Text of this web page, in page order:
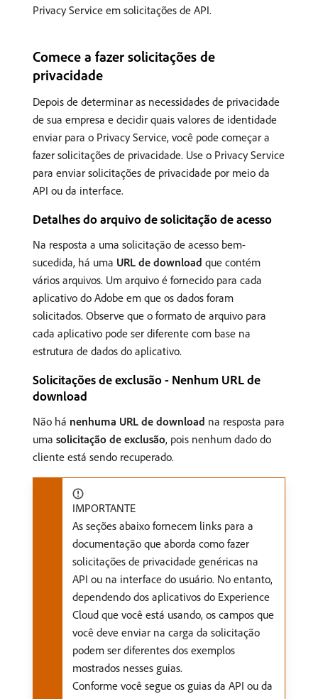
Privacy Service em solicitações de API.
Comece a fazer solicitações de
privacidade
Depois de determinar as necessidades de privacidade
de sua empresa e decidir quais valores de identidade
enviar para o Privacy Service, você pode começar a
fazer solicitações de privacidade. Use o Privacy Service
para enviar solicitações de privacidade por meio da
API ou da interface.
Detalhes do arquivo de solicitação de acesso
Na resposta a uma solicitação de acesso bem-
sucedida, há uma URL de download que contém
vários arquivos. Um arquivo é fornecido para cada
aplicativo do Adobe em que os dados foram
solicitados. Observe que o formato de arquivo para
cada aplicativo pode ser diferente com base na
estrutura de dados do aplicativo.
Solicitações de exclusão - Nenhum URL de
download
Não há nenhuma URL de download na resposta para
uma solicitação de exclusão, pois nenhum dado do
cliente está sendo recuperado.
IMPORTANTE
As seções abaixo fornecem links para a
documentação que aborda como fazer
solicitações de privacidade genéricas na
API ou na interface do usuário. No entanto,
dependendo dos aplicativos do Experience
Cloud que você está usando, os campos que
você deve enviar na carga da solicitação
podem ser diferentes dos exemplos
mostrados nesses guias.
Conforme você segue os guias da API ou da